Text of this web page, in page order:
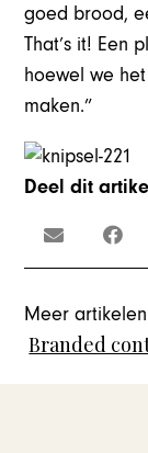
goed brood,
That’s it! Een
hoewel we
maken.”
Deel dit
Meer
Branded